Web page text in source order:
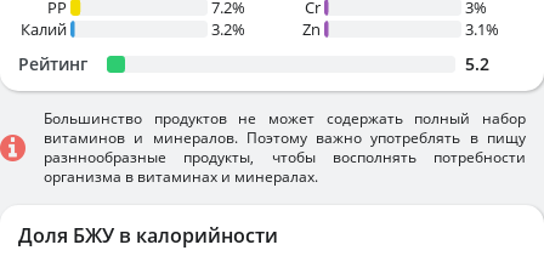
PP
7.2%
Калий
3.2%
Cr
3%
Zn
3.1%
Рейтинг 5.2
Большинство продуктов не может содержать полный набор
витаминов и минералов. Поэтому важно употреблять в пищу
разннообразные продукты, чтобы восполнять потребности
организма в витаминах и минералах.
Доля БЖУ в калорийности